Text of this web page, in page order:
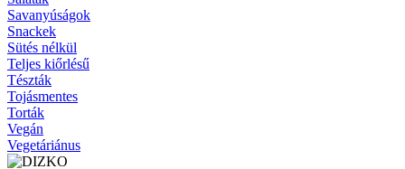
Savanyúságok
Snackek
Sütés nélkül
Teljes kiőrlésű
Tészták
Tojásmentes
Torták
Vegán
Vegetáriánus